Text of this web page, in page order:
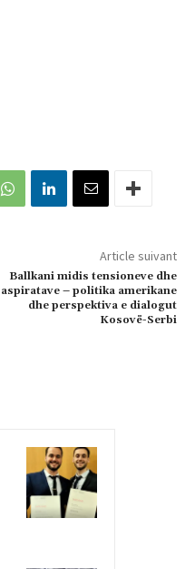
Article suivant
Ballkani midis tensioneve dhe
aspiratave – politika amerikane
dhe perspektiva e dialogut
Kosovë-Serbi